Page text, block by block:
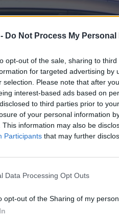
Do Not Process My
opt-out of the sale, sharing to
for targeted advertising by
selection. Please note that after
interest-based ads based on
to third parties prior to
of your personal information
This information may also be
Participants that may further
Data Processing Opt Outs
opt-out of the Sharing of my